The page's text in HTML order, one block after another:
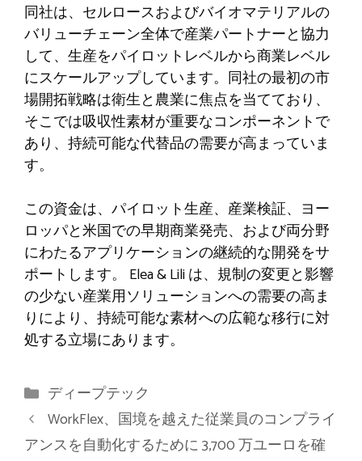
同社は、セルロースおよびバイオマテリアルの
バリューチェーン全体で産業パートナーと協力
して、生産をパイロットレベルから商業レベル
にスケールアップしています。同社の最初の市
場開拓戦略は衛生と農業に焦点を当てており、
そこでは吸収性素材が重要なコンポーネントで
あり、持続可能な代替品の需要が高まっていま
す。
この資金は、パイロット生産、産業検証、ヨー
ロッパと米国での早期商業発売、および両分野
にわたるアプリケーションの継続的な開発をサ
ポートします。 Elea & Lili は、規制の変更と影響
の少ない産業用ソリューションへの需要の高ま
りにより、持続可能な素材への広範な移行に対
処する立場にあります。
カ
テ
ゴ
ディープテック
WorkFlex、国境を越えた従業員のコンプライ
アンスを自動化するために 3,700 万ユーロを確